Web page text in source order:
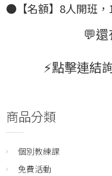
●【名額】 8人開班，
💬
⚡️點擊連結
商品分類
個別教練課
免費活動